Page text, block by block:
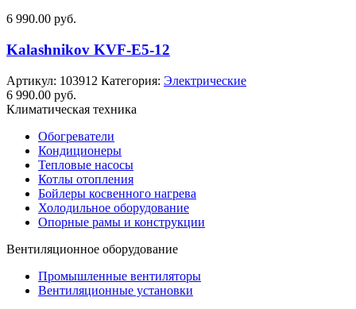
6 990.00 руб.
Kalashnikov KVF-E5-12
Артикул: 103912 Категория: Электрические
6 990.00 руб.
Климатическая техника
Обогреватели
Кондиционеры
Тепловые насосы
Котлы отопления
Бойлеры косвенного нагрева
Холодильное оборудование
Опорные рамы и конструкции
Вентиляционное оборудование
Промышленные вентиляторы
Вентиляционные установки